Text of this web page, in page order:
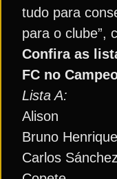
tudo para
para o clube”,
Confira as
FC no
Lista A:
Alison
Bruno Henrique
Carlos Sánchez